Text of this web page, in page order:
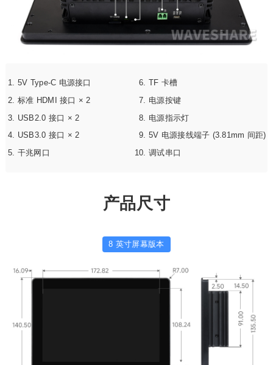
5V Type-C 电源接口
标准 HDMI 接口 × 2
USB2.0 接口 × 2
USB3.0 接口 × 2
干兆网口
TF 卡槽
电源按键
电源指示灯
5V 电源接线端子 (3.81mm 间距)
调试串口
产品尺寸
8 英寸屏幕版本